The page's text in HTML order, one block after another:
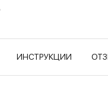
ИНСТРУКЦИИ